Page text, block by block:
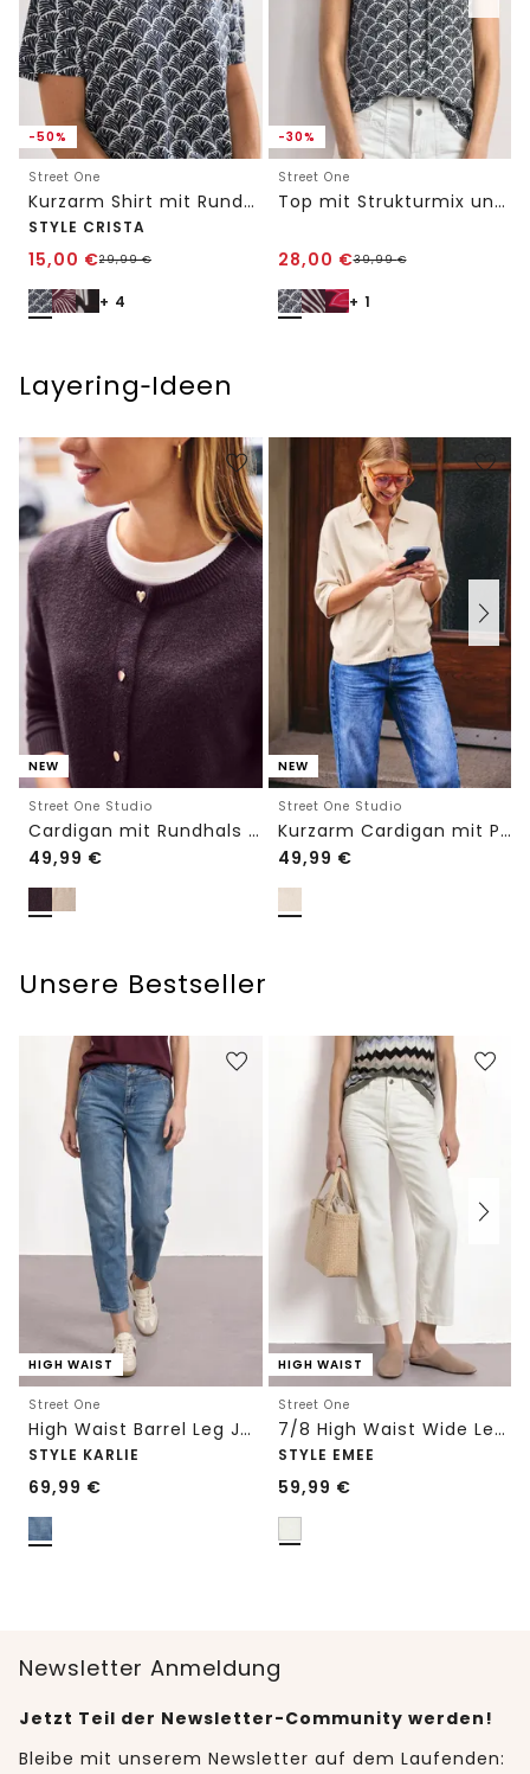
-50%
Street One
Kurzarm Shirt mit Rundhals und Print
STYLE CRISTA
15,00 €29,99€
+ 4
-30%
Street One
Top mit Strukturmix und Crochet-Details
28,00 €39,99€
+ 1
Layering‑Ideen
NEW
Street One Studio
Cardigan mit Rundhals und Knöpfen
49,99 €
NEW
Street One Studio
Kurzarm Cardigan mit Polokragen
49,99 €
Unsere Bestseller
HIGH WAIST
Street One
High Waist Barrel Leg Jeans im Loose Fit
STYLE KARLIE
69,99 €
HIGH WAIST
Street One
7/8 High Waist Wide Leg Jeans im Loose Fit
STYLE EMEE
59,99 €
Newsletter Anmeldung
Jetzt Teil der Newsletter-Community werden!
Bleibe mit unserem Newsletter auf dem Laufenden: